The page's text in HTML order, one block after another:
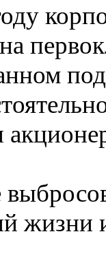
жизни